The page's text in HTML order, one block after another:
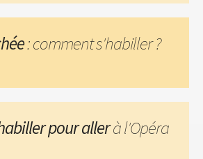
: comment s'habiller ?
pour allerà l'Opéra